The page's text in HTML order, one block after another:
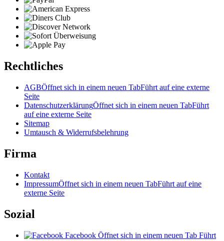
Rechtliches
AGBÖffnet sich in einem neuen TabFührt auf eine externe
Seite
DatenschutzerklärungÖffnet sich in einem neuen TabFührt
auf eine externe Seite
Sitemap
Umtausch & Widerrufsbelehrung
Firma
Kontakt
ImpressumÖffnet sich in einem neuen TabFührt auf eine
externe Seite
Sozial
Facebook Öffnet sich in einem neuen Tab Führt